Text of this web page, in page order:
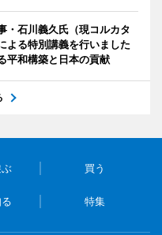
・石川義久氏（現コルカタ
よる特別講義を行いました
平和構築と日本の貢献
買う
特集